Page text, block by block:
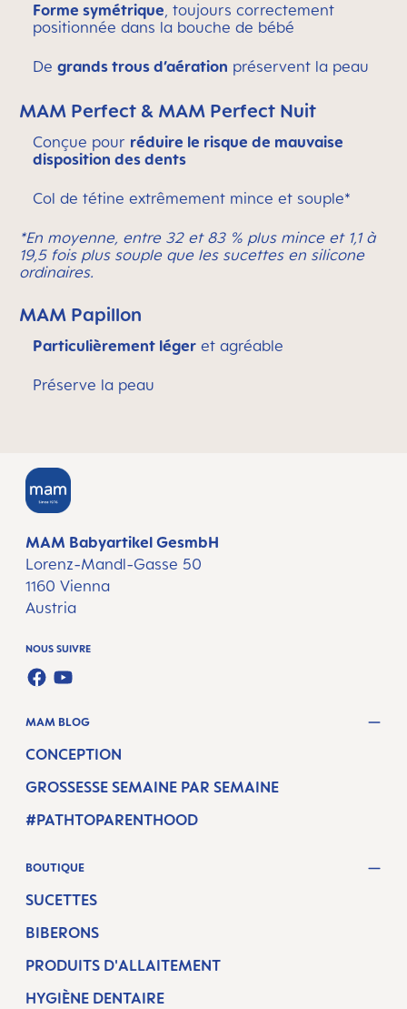
Forme symétrique, toujours correctement
positionnée dans la bouche de bébé
De grands trous d’aération préservent la peau
MAM Perfect & MAM Perfect Nuit
Conçue pour réduire le risque de mauvaise
disposition des dents
Col de tétine extrêmement mince et souple*
*En moyenne, entre 32 et 83 % plus mince et 1,1 à
19,5 fois plus souple que les sucettes en silicone
ordinaires.
MAM Papillon
Particulièrement léger et agréable
Préserve la peau
MAM Babyartikel GesmbH
Lorenz-Mandl-Gasse 50
1160 Vienna
Austria
NOUS SUIVRE
FACEBOOK
YOUTUBE
MAM BLOG
CONCEPTION
GROSSESSE SEMAINE PAR SEMAINE
#PATHTOPARENTHOOD
BOUTIQUE
SUCETTES
BIBERONS
PRODUITS D'ALLAITEMENT
HYGIÈNE DENTAIRE